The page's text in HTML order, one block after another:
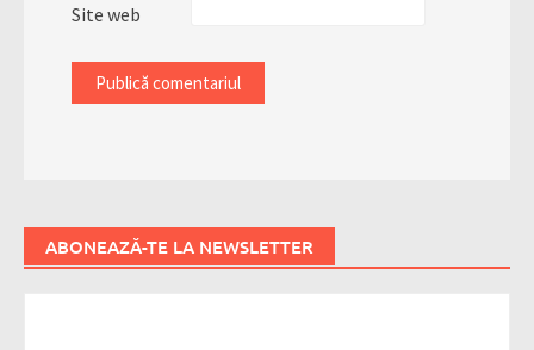
Site web
ABONEAZĂ-TE LA NEWSLETTER